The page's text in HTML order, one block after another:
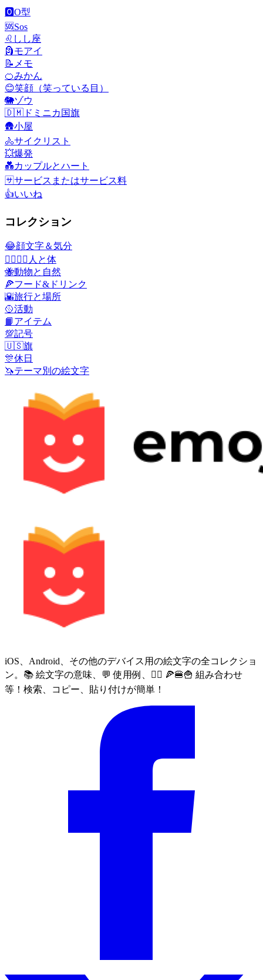
🅾️O型
🆘Sos
♌ しし座
🗿モアイ
📝 メモ
🍊みかん
😊笑顔（笑っている目）
🐘ゾウ
🇩🇲 ドミニカ国旗
🛖小屋
🚴サイクリスト
💥爆発
💑カップルとハート
🈂️サービスまたはサービス料
👍いいね
コレクション
😂顔文字＆気分
👩‍❤️‍💋‍👨 人と体
🐝動物と自然
🍕フード&ドリンク
🌇旅行と場所
🥎活動
📙 アイテム
💯記号
🇺🇸旗
🎊休日
🦄テーマ別の絵文字
iOS、Android、その他のデバイス用の絵文字の全コレクショ
ン。📚 絵文字の意味、💬 使用例、🙅‍♀️ 🍕🍔🍟 組み合わせ
等！検索、コピー、貼り付けが簡単！